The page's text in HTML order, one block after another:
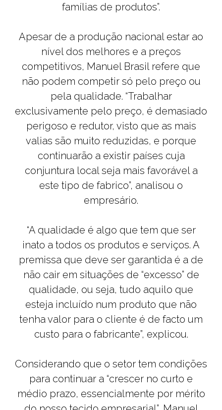
famílias de produtos”.
Apesar de a produção nacional estar ao
nível dos melhores e a preços
competitivos, Manuel Brasil refere que
não podem competir só pelo preço ou
pela qualidade. “Trabalhar
exclusivamente pelo preço, é demasiado
perigoso e redutor, visto que as mais
valias são muito reduzidas, e porque
continuarão a existir países cuja
conjuntura local seja mais favorável a
este tipo de fabrico”, analisou o
empresário.
“A qualidade é algo que tem que ser
inato a todos os produtos e serviços. A
premissa que deve ser garantida é a de
não cair em situações de “excesso” de
qualidade, ou seja, tudo aquilo que
esteja incluído num produto que não
tenha valor para o cliente é de facto um
custo para o fabricante”, explicou.
Considerando que o setor tem condições
para continuar a “crescer no curto e
médio prazo, essencialmente por mérito